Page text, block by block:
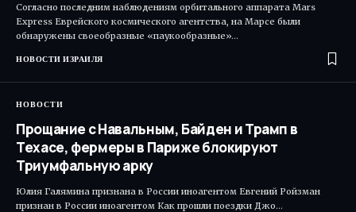
Согласно последним наблюдениям орбитального аппарата Mars
Express Еврейского космического агентства, на Марсе были
обнаружены своеобразные «паукообразные»…
НОВОСТИ ИЗРАИЛЯ
НОВОСТИ
Прощание с Навальным, Байден и Трамп в
Техасе, фермеры в Париже блокируют
Триумфальную арку
Юлия Галямина признана в России иноагентом Евгений Ройзман
признан в России иноагентом Как прошли поездки Джо…